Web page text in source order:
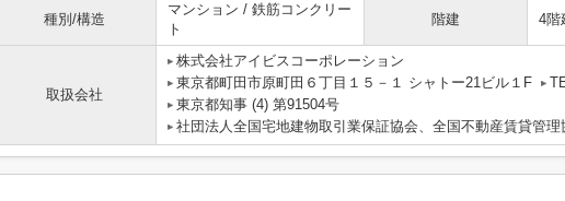
種別/構造
マンション / 鉄筋コンクリー
ト
階建 4階
取扱会社
株式会社アイビスコーポレーション
東京都町田市原町田６丁目１５－１ シャトー21ビル１F
東京都知事 (4) 第91504号
社団法人全国宅地建物取引業保証協会、全国不動産賃貸管